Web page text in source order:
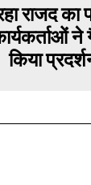
राजद का
किया